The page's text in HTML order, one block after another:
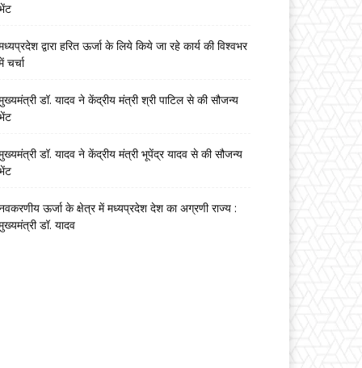
द्वारा हरित ऊर्जा के लिये किये जा रहे कार्य की विश्वभर
चर्चा
डॉ. यादव ने केंद्रीय मंत्री श्री पाटिल से की सौजन्य
डॉ. यादव ने केंद्रीय मंत्री भूपेंद्र यादव से की सौजन्य
ऊर्जा के क्षेत्र में मध्यप्रदेश देश का अग्रणी राज्य :
डॉ. यादव